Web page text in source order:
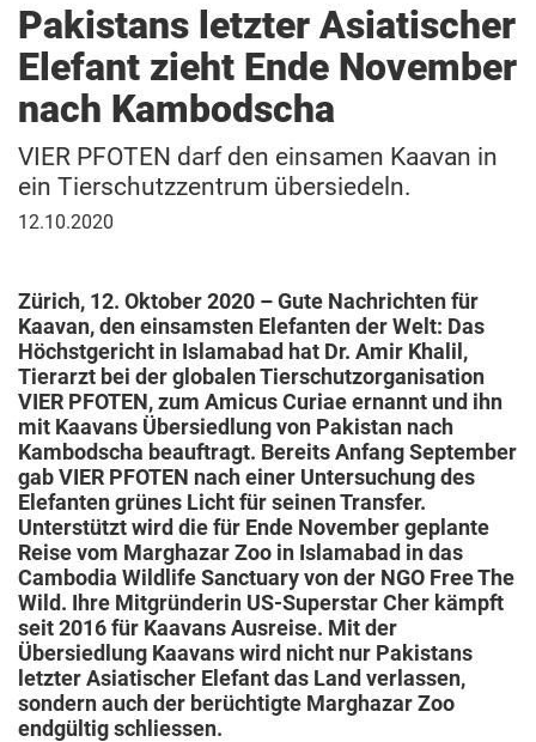
Pakistans letzter Asiatischer
Elefant zieht Ende November
nach Kambodscha
VIER PFOTEN darf den einsamen Kaavan in
ein Tierschutzzentrum übersiedeln.
12.
12.10.2020
Zürich, 12. Oktober 2020 – Gute Nachrichten für
Kaavan, den einsamsten Elefanten der Welt: Das
Höchstgericht in Islamabad hat Dr. Amir Khalil,
Tierarzt bei der globalen Tierschutzorganisation
VIER PFOTEN, zum Amicus Curiae ernannt und ihn
mit Kaavans Übersiedlung von Pakistan nach
Kambodscha beauftragt. Bereits Anfang September
gab VIER PFOTEN nach einer Untersuchung des
Elefanten grünes Licht für seinen Transfer.
Unterstützt wird die für Ende November geplante
Reise vom Marghazar Zoo in Islamabad in das
Cambodia Wildlife Sanctuary von der NGO Free The
Wild. Ihre Mitgründerin US-Superstar Cher kämpft
seit 2016 für Kaavans Ausreise. Mit der
Übersiedlung Kaavans wird nicht nur Pakistans
letzter Asiatischer Elefant das Land verlassen,
sondern auch der berüchtigte Marghazar Zoo
endgültig schliessen.